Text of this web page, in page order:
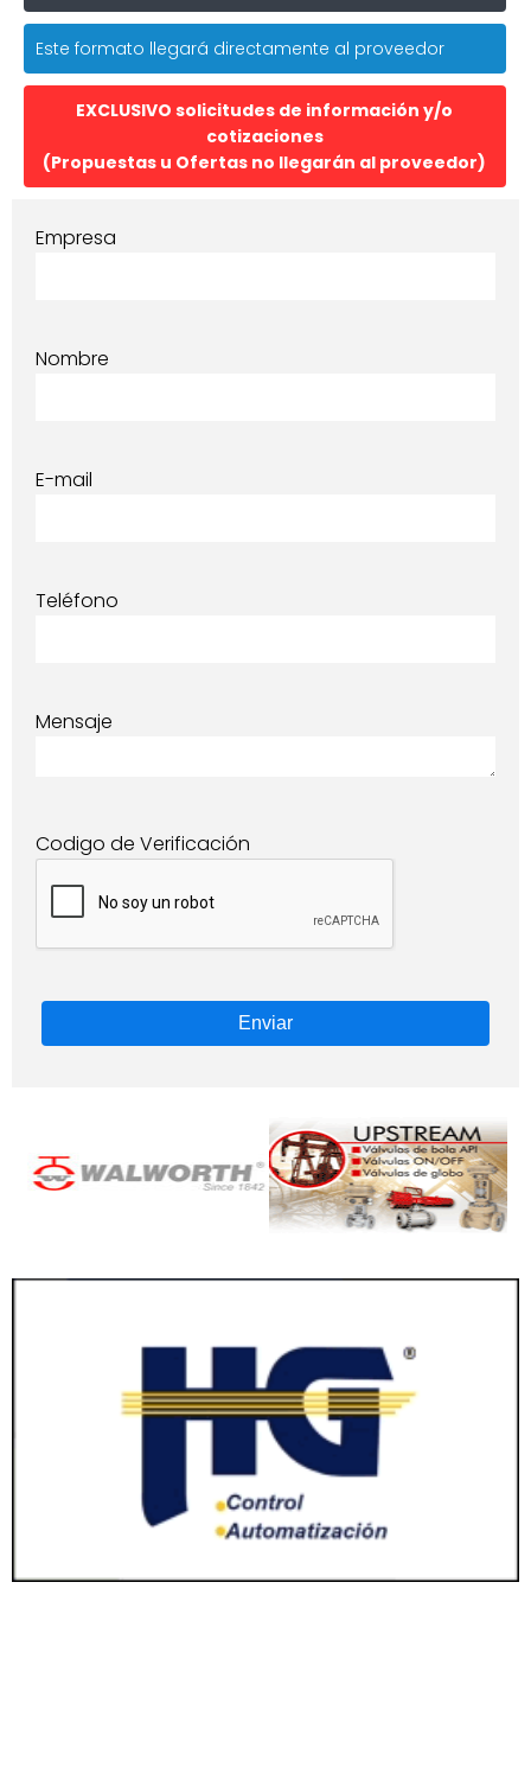
Este formato llegará directamente al proveedor
EXCLUSIVO solicitudes de información y/o
cotizaciones
(Propuestas u Ofertas no llegarán al proveedor)
Empresa
Nombre
E-mail
Teléfono
Mensaje
Codigo de Verificación
Enviar